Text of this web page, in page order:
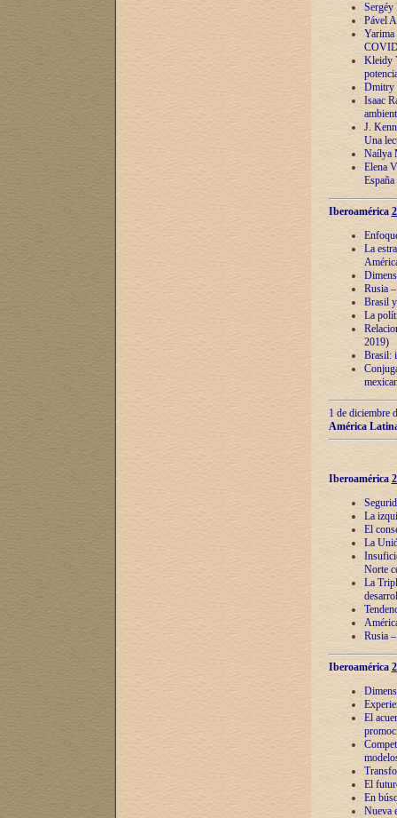
Sergéy
Pável
Yarima
Kleidy
Dmitry
Isaac
J.
Una
Naílya
Elena
España
Iberoamérica
La
Rusia
Brasil
La
2019)
Brasil:
1 de diciembre
América
Iberoamérica
La
El
La
Norte
La
Rusia
Iberoamérica
El
El
En
Nueva